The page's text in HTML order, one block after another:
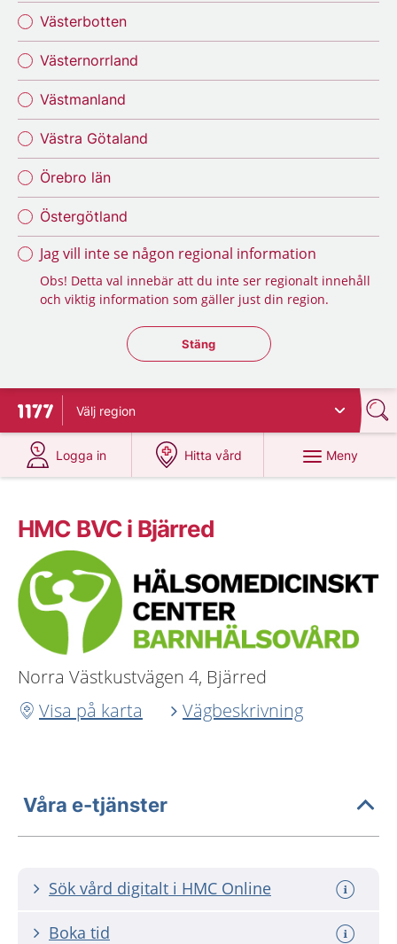
Västerbotten
Västernorrland
Västmanland
Västra Götaland
Örebro län
Östergötland
Jag vill inte se någon regional information
Obs! Detta val innebär att du inte ser regionalt innehåll
och viktig information som gäller just din region.
Stäng regionsväljaren
Stäng
Till startsidan för 1177
Välj region
Logga in
på 1177.se
Hitta vård
på 1177.se
Meny
HMC BVC i Bjärred
Norra Västkustvägen 4, Bjärred
Visa på karta
Vägbeskrivning
Våra e-tjänster
Sök vård digitalt i HMC Online
Boka tid